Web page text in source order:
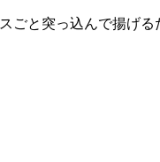
ごと突っ込んで揚げる